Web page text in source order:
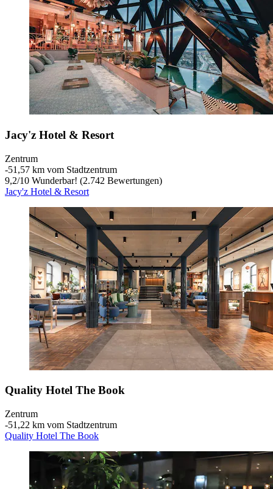
Jacy'z Hotel & Resort
Zentrum
‐51,57 km vom Stadtzentrum
9,2/10 Wunderbar! (2.742 Bewertungen)
Jacy'z Hotel & Resort
Quality Hotel The Book
Zentrum
‐51,22 km vom Stadtzentrum
Quality Hotel The Book